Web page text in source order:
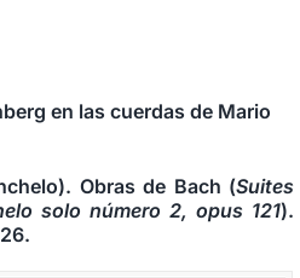
en las cuerdas de Mario
Obras de Bach (Suites
solo número 2, opus 121).